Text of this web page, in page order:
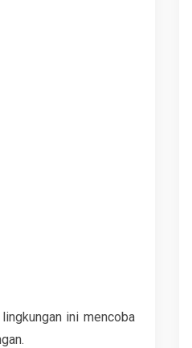
ini mencoba